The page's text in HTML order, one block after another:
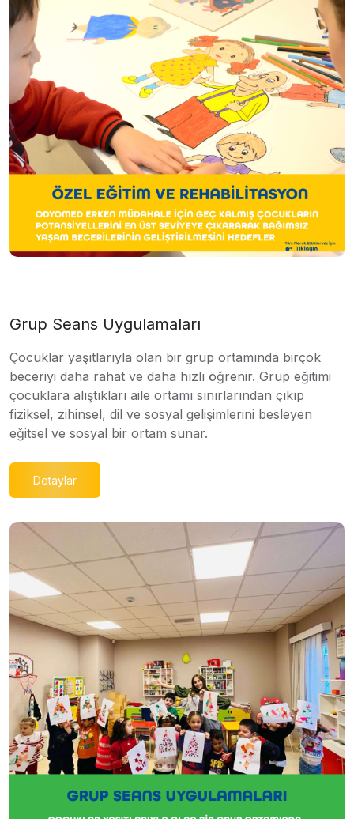
Grup Seans Uygulamaları
Çocuklar yaşıtlarıyla olan bir grup ortamında birçok
beceriyi daha rahat ve daha hızlı öğrenir. Grup eğitimi
çocuklara alıştıkları aile ortamı sınırlarından çıkıp
fiziksel, zihinsel, dil ve sosyal gelişimlerini besleyen
eğitsel ve sosyal bir ortam sunar.
Detaylar